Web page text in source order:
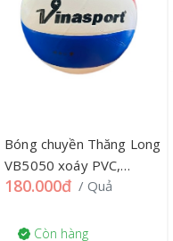
Bóng chuyền Thăng Long
VB5050 xoáy PVC,
39TL'''
180.000đ / Quả
Còn hàng